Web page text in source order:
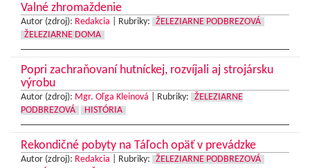
Valné zhromaždenie
Autor (zdroj): Redakcia Rubriky:
ŽELEZIARNE PODBREZOVÁ
ŽELEZIARNE DOMA
Popri zachraňovaní hutníckej, rozvíjali aj strojársku
výrobu
Autor (zdroj): Mgr. Oľga Kleinová Rubriky:
ŽELEZIARNE
PODBREZOVÁ
HISTÓRIA
Rekondičné pobyty na Táľoch opäť v prevádzke
Autor (zdroj): Redakcia Rubriky:
ŽELEZIARNE PODBREZOVÁ